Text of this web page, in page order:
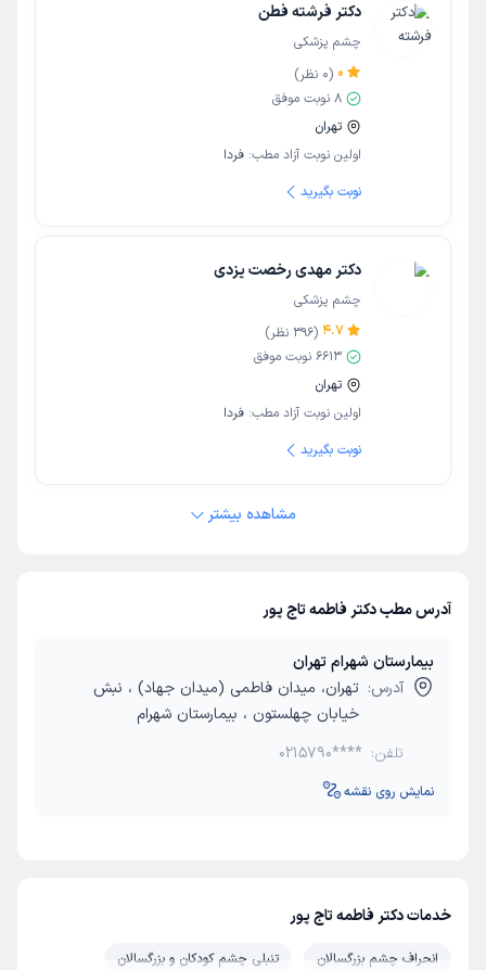
دکتر فرشته فطن
چشم پزشکی
0
(
0 نظر)
8 نوبت موفق
تهران
اولین نوبت آزاد مطب: فردا
نوبت بگیرید
دکتر مهدی رخصت یزدی
چشم پزشکی
4.7
(
396 نظر)
6613 نوبت موفق
تهران
اولین نوبت آزاد مطب: فردا
نوبت بگیرید
مشاهده بیشتر
آدرس مطب دکتر فاطمه تاج پور
بیمارستان شهرام تهران
آدرس: تهران، میدان فاطمی (میدان جهاد) ، نبش
خیابان چهلستون ، بیمارستان شهرام
تلفن: 0215790****
نمایش روی نقشه
خدمات دکتر فاطمه تاج پور
انحراف چشم بزرگسالان
تنبلی چشم کودکان و بزرگسالان